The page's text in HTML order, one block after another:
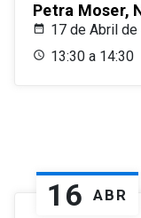
Petra Moser,
17 de Abril
13:30 a 14:30
16 ABR